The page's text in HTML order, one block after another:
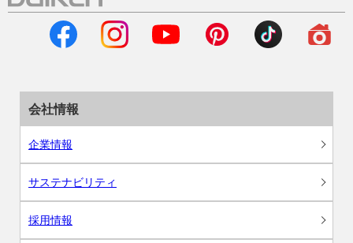
会社情報
企業情報
サステナビリティ
採用情報